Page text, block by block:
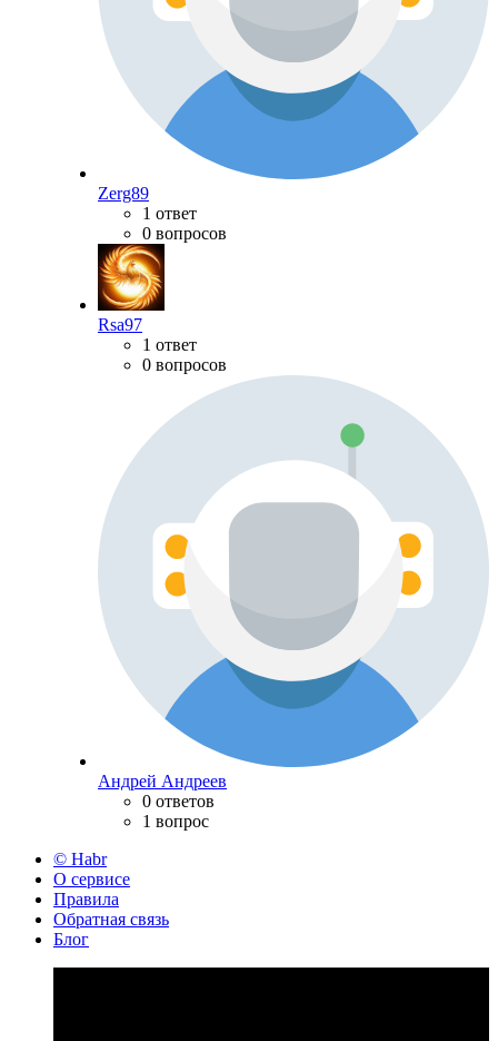
Zerg89
1 ответ
0 вопросов
Rsa97
1 ответ
0 вопросов
Андрей Андреев
0 ответов
1 вопрос
© Habr
О сервисе
Правила
Обратная связь
Блог